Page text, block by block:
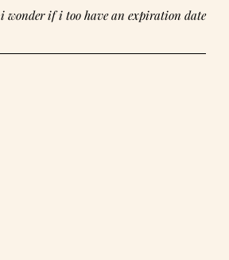
i wonder if i too have an expiration date